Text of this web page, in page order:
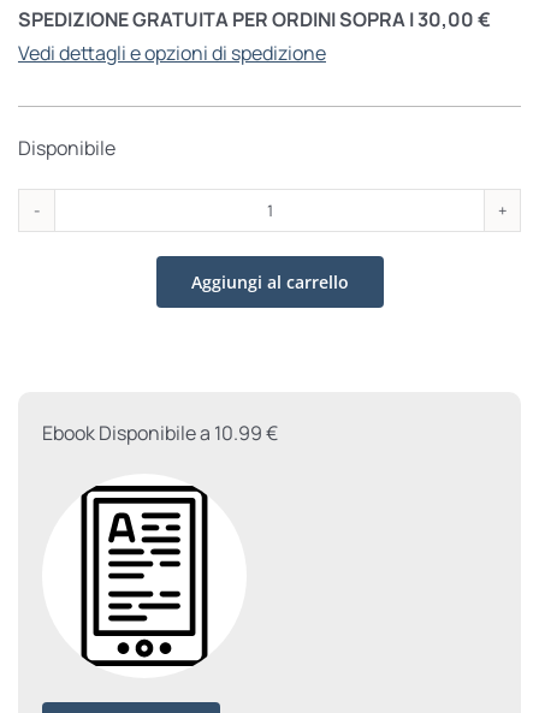
SPEDIZIONE GRATUITA PER ORDINI SOPRA I 30,00 €
Vedi dettagli e opzioni di spedizione
Disponibile
Il
diritto
&
Aggiungi al carrello
Ebook Disponibile a 10.99 €